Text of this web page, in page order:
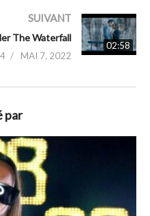
02:58
SUIVANT
The Waterfall
MAI 7, 2022
par